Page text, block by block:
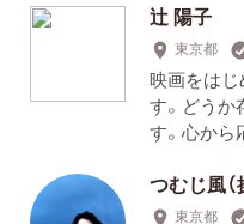
辻 陽子
東京都
映画をはじ
す。どうか
す。心から
つむじ風（
東京都